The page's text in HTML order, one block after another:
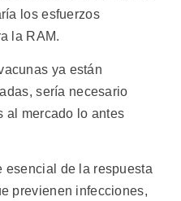
los esfuerzos
la RAM.
ya están
sería necesario
al mercado lo antes
esencial de la respuesta
previenen infecciones,